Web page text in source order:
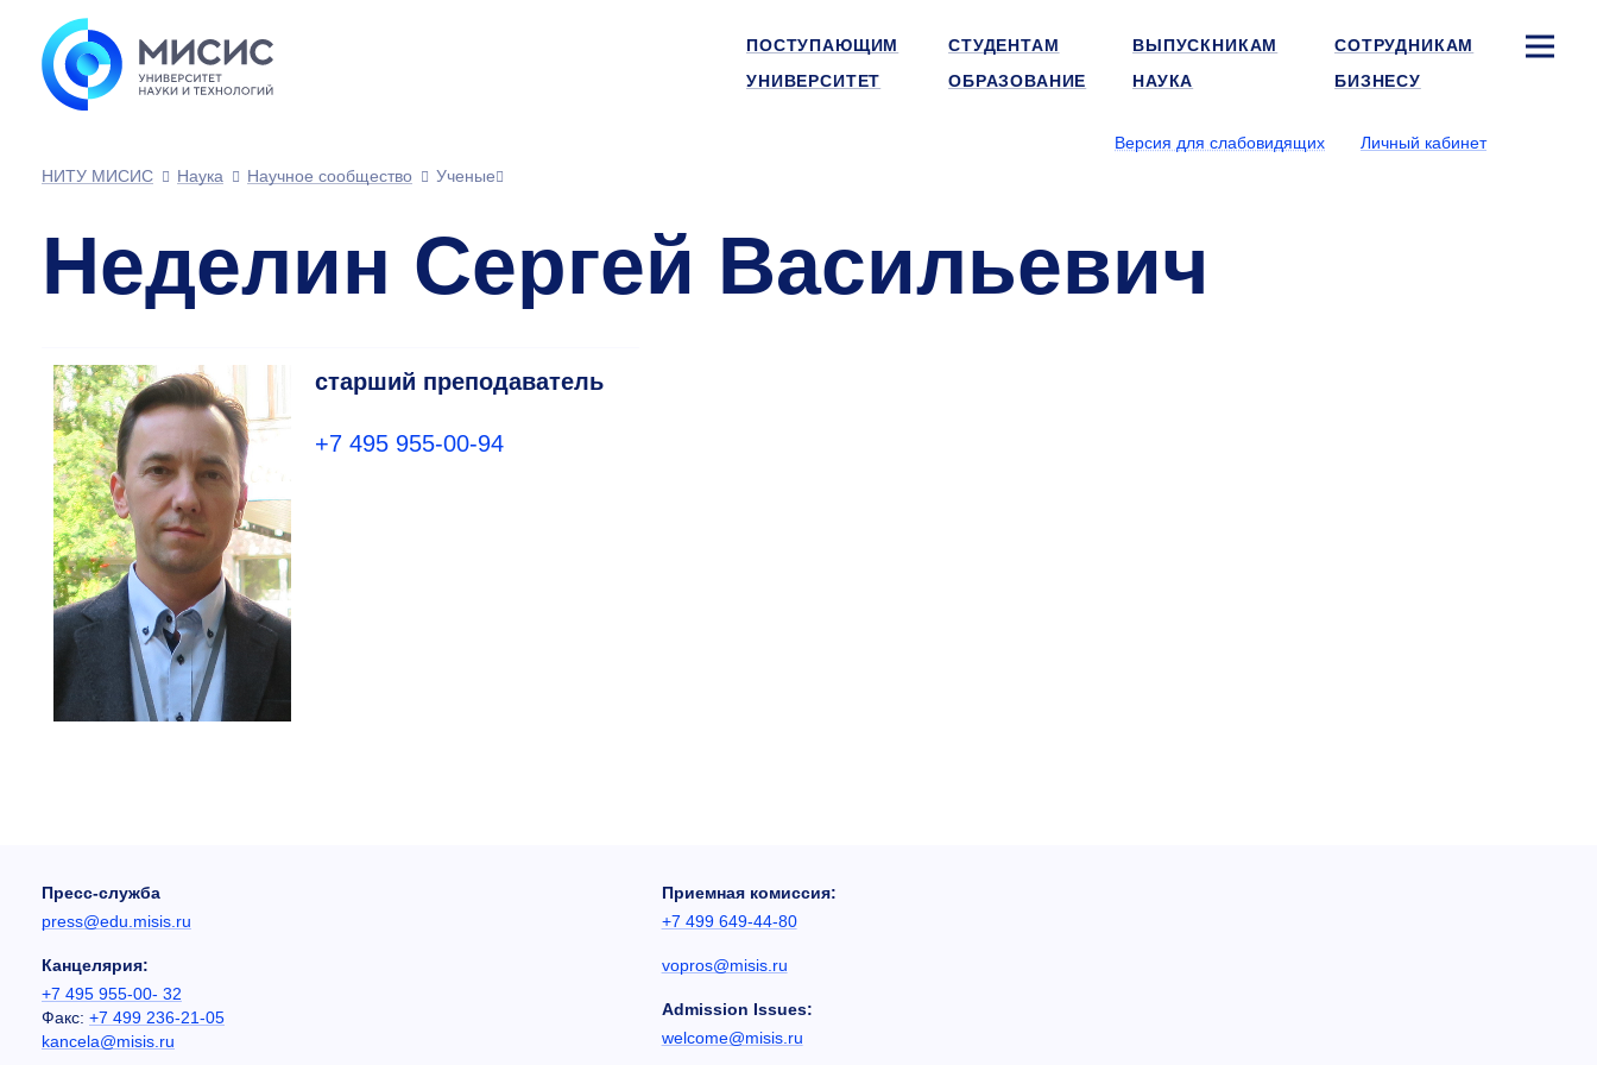
ПОСТУПАЮЩИМ СТУДЕНТАМ ВЫПУСКНИКАМ
СОТРУДНИКАМ
УНИВЕРСИТЕТ
ОБРАЗОВАНИЕ НАУКА БИЗНЕСУ
Версия для слабовидящих
Личный кабинет
НИТУ МИСИС
Наука Научное сообщество Ученые
Неделин Сергей Васильевич
старший преподаватель
+7 495 955-00-94
Пресс-служба
press@edu.misis.ru
Канцелярия:
+7 495 955-00- 32
Факс: +7 499 236-21-05
kancela@misis.ru
Приемная комиссия:
+7 499 649-44-80
vopros@misis.ru
Admission Issues:
welcome@misis.ru